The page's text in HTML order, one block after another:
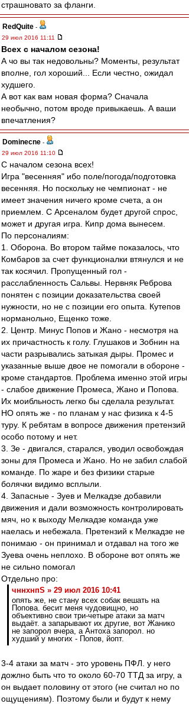
страшновато за фланги.
RedQuite -
29 июл 2016 11:11
Всех с началом сезона!
А чо вы так недовольны? Моменты, результат
вполне, гол хороший... Если честно, ожидал
худшего.
А вот как вам новая форма? Сначала
необычно, потом вроде привыкаешь. А ваши
впечатления?
Dominecne -
29 июл 2016 11:10
С началом сезона всех!
Игра "весенняя" ибо поле/погода/подготовка
весенняя. Но поскольку не чемпионат - не
имеет значения ничего кроме счета, а он
приемлем. С Арсеналом будет другой спрос,
может и другая игра. Кипр дома вынесем.
По персоналиям:
1. Оборона. Во втором тайме показалось, что
Комбаров за счет функционалки втянулся и не
так косячил. Пропущенный гол -
расслабленность Сальвы. Нервняк Реброва
понятен с позиции доказательства своей
нужности, но не с позиции его опыта. Кутепов
норманольно, Ещенко тоже.
2. Центр. Минус Попов и Жано - несмотря на
их причастность к голу. Глушаков и Зобнин на
части разрывались затыкая дыры. Промес и
указанные выше двое не помогали в обороне -
кроме стандартов. Проблема именно этой игры
- слабое движение Промеса, Жано и Попова.
Их моибльность легко бы сделала результат.
НО опять же - по планам у нас физика к 4-5
туру. К ребятам в вопросе движения претензий
особо потому и нет.
3. Зе - двигался, старался, уводил освобождая
зоны для Промеса и Жано. Но не забил слабой
команде. По жаре и без физики старые
болячки видимо всплыли.
4. Запасные - Зуев и Мелкадзе добавили
движения и дали возможность контролировать
мяч, но к выходу Мелкадзе команда уже
наелась и небежала. Претензий к Мелкадзе не
понимаю - он принимал и отдавал на того же
Зуева очень неплохо. В обороне вот опять же
не сильно помогал
Отдельно про:
чннхнпS » 29 июл 2016 10:41
опять же, не стану всех собак вешать на
Попова. бесит меня чудовищно, но
объективно свои три-четыре атаки за матч
выдаёт. а запарывают их другие, вот Жанико
не запорол вчера, а Антоха запорол. но
худший у многих - Попов, йопт.
3-4 атаки за матч - это уровень ПФЛ. у него
дожлно быть что то около 60-70 ТТД за игру, а
он выдает половину от этого (не считал но по
ощущениям). Поэтому были и будут к нему